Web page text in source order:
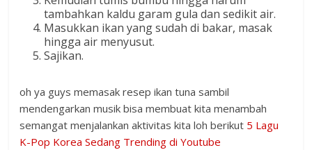
tambahkan kaldu garam gula dan sedikit air.
Masukkan ikan yang sudah di bakar, masak
hingga air menyusut.
Sajikan.
oh ya guys memasak resep ikan tuna sambil
mendengarkan musik bisa membuat kita menambah
semangat menjalankan aktivitas kita loh berikut 5 Lagu
K-Pop Korea Sedang Trending di Youtube